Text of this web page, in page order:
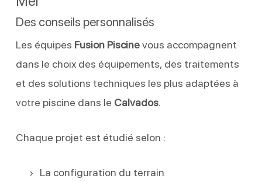
Des conseils personnalisés
Les équipes Fusion Piscinevous accompagnent
dans le choix des équipements, des traitements
et des solutions techniques les plus adaptées à
votre piscine dans le Calvados.
Chaque projet est étudié selon :
La configuration du terrain